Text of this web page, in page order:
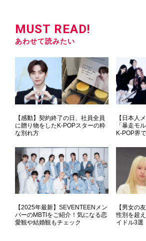
MUST READ!
あわせて読みたい
【感動】契約終了の日、社員全員
に贈り物をしたK-POPスターの粋
な別れ方
【日本人
「暴走モ
K-POP界
【2025年最新】SEVENTEENメン
バーのMBTIをご紹介！気になる恋
愛観や結婚観もチェック
【男女の
性別を超
イドル3選